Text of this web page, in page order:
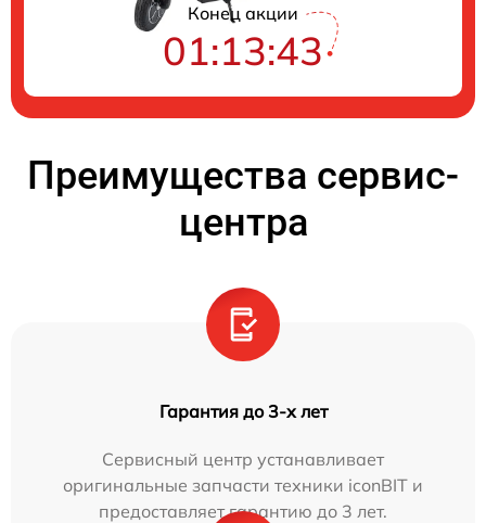
Конец акции
01:13:42
Преимущества сервис-
центра
Гарантия до 3-х лет
Сервисный центр устанавливает
оригинальные запчасти техники iconBIT и
предоставляет гарантию до 3 лет.